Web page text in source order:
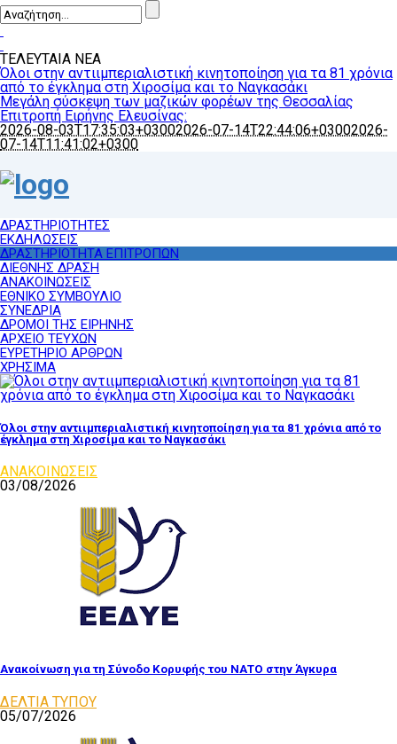
ΤΕΛΕΥΤΑΙΑ ΝΕΑ
Όλοι στην αντιιμπεριαλιστική κινητοποίηση για τα 81 χρόνια
από το έγκλημα στη Χιροσίμα και το Ναγκασάκι
Μεγάλη σύσκεψη των μαζικών φορέων της Θεσσαλίας
Επιτροπή Ειρήνης Ελευσίνας:
2026-08-03T17:35:03+03002026-07-14T22:44:06+03002026-
07-14T11:41:02+0300
ΔΡΑΣΤΗΡΙΟΤΗΤΕΣ
ΕΚΔΗΛΩΣΕΙΣ
ΔΡΑΣΤΗΡΙΟΤΗΤΑ ΕΠΙΤΡΟΠΩΝ
ΔΙΕΘΝΗΣ ΔΡΑΣΗ
ΑΝΑΚΟΙΝΩΣΕΙΣ
ΕΘΝΙΚΟ ΣΥΜΒΟΥΛΙΟ
ΣΥΝΕΔΡΙΑ
ΔΡΟΜΟΙ ΤΗΣ ΕΙΡΗΝΗΣ
ΑΡΧΕΙΟ ΤΕΥΧΩΝ
ΕΥΡΕΤΗΡΙΟ ΑΡΘΡΩΝ
ΧΡΗΣΙΜΑ
Όλοι στην αντιιμπεριαλιστική κινητοποίηση για τα 81 χρόνια από το
έγκλημα στη Χιροσίμα και το Ναγκασάκι
ΑΝΑΚΟΙΝΩΣΕΙΣ
03/08/2026
Ανακοίνωση για τη Σύνοδο Κορυφής του ΝΑΤΟ στην Άγκυρα
ΔΕΛΤΙΑ ΤΥΠΟΥ
05/07/2026